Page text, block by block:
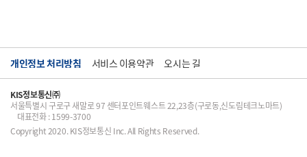
개인정보 처리방침 서비스 이용약관 오시는 길
KIS정보통신㈜
서울특별시 구로구 새말로 97 센터포인트웨스트 22,23층(구로동,신도림테크노마트)
대표전화 : 1599-3700
Copyright 2020. KIS정보통신 Inc. All Rights Reserved.